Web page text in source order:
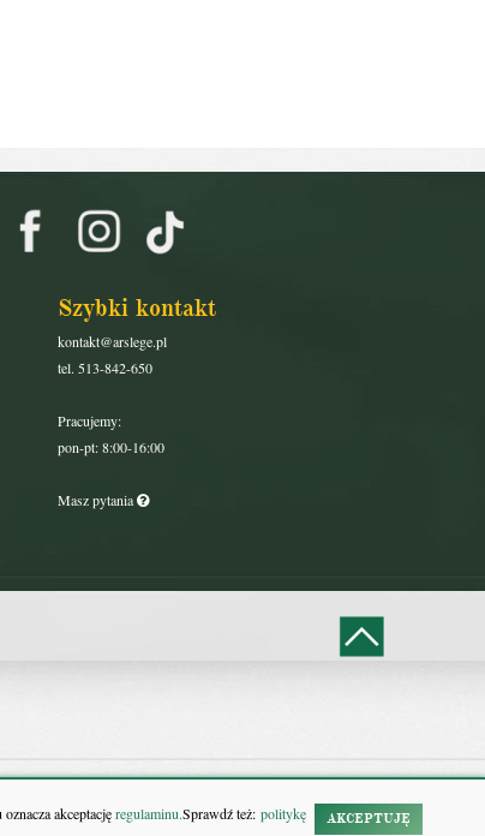
akceptacjęregulaminu.Sprawdź też: politykę
AKCEPTUJĘ
Szybki kontakt
kontakt@arslege.pl
tel. 513-842-650
Pracujemy:
pon-pt: 8:00-16:00
Masz pytania